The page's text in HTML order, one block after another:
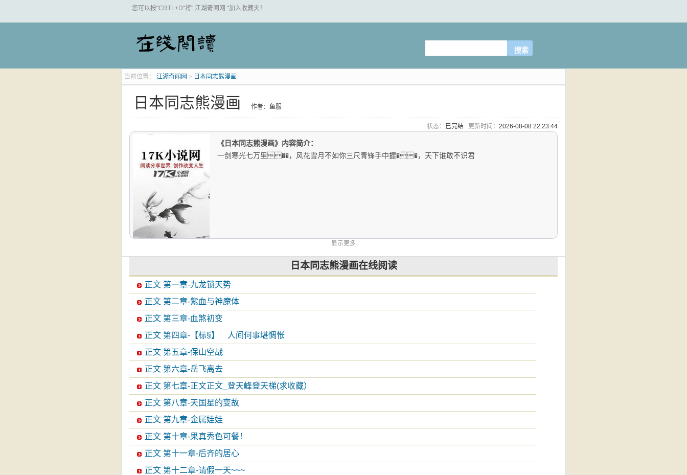
您可以按"CRTL+D"将" 江湖奇闻网 "加入收藏夹！
当前位置： 江湖奇闻网 > 日本同志熊漫画
日本同志熊漫画 作者：鱼服
状态： 已完结 更新时间： 2026-08-08 22:23:44
《日本同志熊漫画》内容简介：
一剑寒光七万里��，风花雪月不如你三尺青锋手中握��，天下谁敢不识君
显示更多
日本同志熊漫画在线阅读
正文 第一章-九龙锁天势
正文 第二章-紫血与神魔体
正文 第三章-血煞初变
正文 第四章-【标§】 人间何事堪惆怅
正文 第五章-保山空战
正文 第六章-岳飞离去
正文 第七章-正文正文_登天峰登天梯(求收藏）
正文 第八章-天国星的变故
正文 第九章-金属娃娃
正文 第十章-果真秀色可餐！
正文 第十一章-后齐的居心
正文 第十二章-请假一天~~~